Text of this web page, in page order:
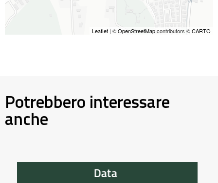
Leaflet | ©OpenStreetMapcontributors ©CARTO
Potrebbero interessare
anche
Data